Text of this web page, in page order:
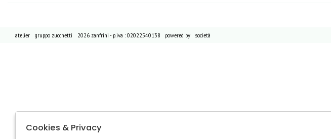
2026 zanfrini - p.iva : 02022540138 powered by
atelier società
gruppo zucchetti
Cookies & Privacy